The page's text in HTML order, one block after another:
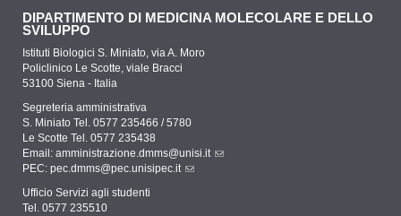
DIPARTIMENTO DI MEDICINA MOLECOLARE E DELLO
SVILUPPO
Istituti Biologici S. Miniato, via A. Moro
Policlinico Le Scotte, viale Bracci
53100 Siena - Italia
Segreteria amministrativa
S. Miniato Tel. 0577 235466 / 5780
Le Scotte Tel. 0577 235438
Email: amministrazione.dmms@unisi.it
PEC: pec.dmms@pec.unisipec.it
Ufficio Servizi agli studenti
Tel. 0577 235510